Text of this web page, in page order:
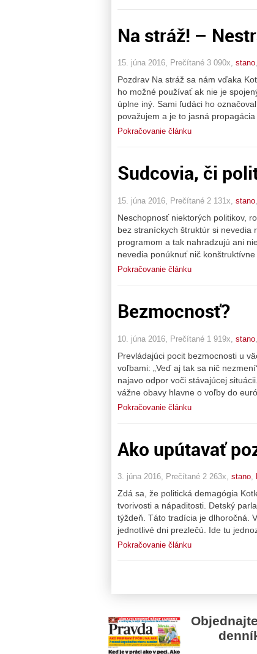
Na stráž! –
15. júna 2016, Prečítané 3 090x, stano,
Pozdrav Na stráž sa nám vďaka
ho možné používať ak nie je
úplne iný. Sami ľudáci ho
považujem a je to jasná
Pokračovanie článku
Sudcovia, či
15. júna 2016, Prečítané 2 131x, stano
Neschopnosť niektorých politikov,
bez straníckych štruktúr si nevedia
programom a tak nahradzujú ani
nevedia ponúknuť nič
Pokračovanie článku
Bezmocnosť?
10. júna 2016, Prečítané 1 919x, stano
Prevládajúci pocit bezmocnosti u
voľbami: „Veď aj tak sa nič
najavo odpor voči stávajúcej
vážne obavy hlavne o voľby do
Pokračovanie článku
Ako upútavať
3. júna 2016, Prečítané 2 263x, stano,
Zdá sa, že politická demagógia
tvorivosti a nápaditosti. Detský
týždeň. Táto tradícia je dlhoročná.
jednotlivé dni prezlečú. Ide tu
Pokračovanie článku